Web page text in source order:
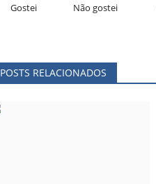
Gostei Não gostei
POSTS RELACIONADOS